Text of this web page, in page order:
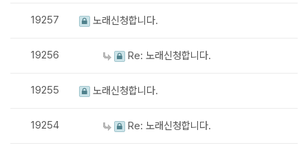
19257 노래신청합니다.
19256 Re: 노래신청합니다.
19255 노래신청합니다.
19254 Re: 노래신청합니다.